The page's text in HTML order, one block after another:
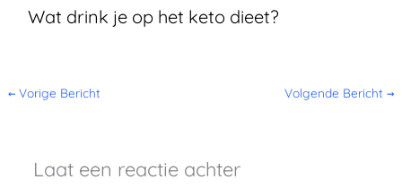
Wat drink je op het keto dieet?
← Vorige Bericht Volgende Bericht →
Laat een reactie achter